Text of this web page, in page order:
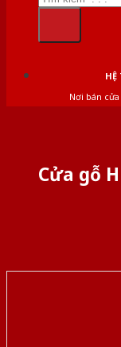
HỆ
Nơi bán
Cửa gỗ